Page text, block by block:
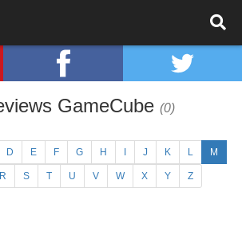
GameCube (0)
D E F G H J K L M
R S T U V W X Y Z